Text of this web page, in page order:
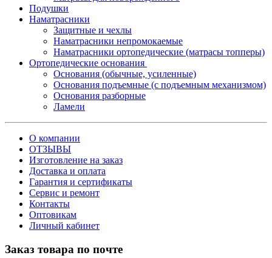
Подушки
Наматрасники
Защитные и чехлы
Наматрасники непромокаемые
Наматрасники ортопедические (матрасы топперы)
Ортопедические основания
Основания (обычные, усиленные)
Основания подъемные (с подъемным механизмом)
Основания разборные
Ламели
О компании
ОТЗЫВЫ
Изготовление на заказ
Доставка и оплата
Гарантия и сертификаты
Сервис и ремонт
Контакты
Оптовикам
Личный кабинет
Заказ товара по почте